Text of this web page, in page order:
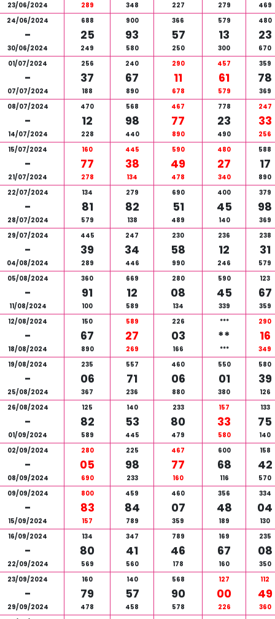
23/06/2024 289 348 227 279
469
24/06/2024
-
30/06/2024
688
25
249
900
93
580
366
57
250
579
13
300
480
23
670
01/07/2024
-
07/07/2024
256
37
188
240
67
890
290
11
678
457
61
579
359
78
369
08/07/2024
-
14/07/2024
470
12
228
568
98
440
467
77
890
778
23
490
247
33
256
15/07/2024
-
21/07/2024
160
77
278
445
38
134
590
49
478
480
27
340
588
17
890
22/07/2024
-
28/07/2024
134
81
579
279
82
138
690
51
489
400
45
140
379
98
369
29/07/2024
-
04/08/2024
445
39
289
247
34
446
230
58
990
236
12
246
238
31
579
05/08/2024
-
11/08/2024
360
91
100
669
12
589
280
08
134
590
45
339
123
67
359
12/08/2024
-
18/08/2024
150
67
890
589
27
269
226
03
166
***
**
***
290
16
349
19/08/2024
-
25/08/2024
235
06
367
557
71
236
460
06
880
550
01
380
580
39
126
26/08/2024
-
01/09/2024
125
82
589
140
53
445
233
80
479
157
33
580
133
75
140
02/09/2024
-
08/09/2024
280
05
690
225
98
233
467
77
160
600
68
116
158
42
570
09/09/2024
-
15/09/2024
800
83
157
459
84
789
460
07
359
356
48
189
334
04
130
16/09/2024
-
22/09/2024
134
80
569
347
41
560
789
46
178
169
67
160
235
08
350
23/09/2024
-
29/09/2024
160
79
478
140
57
458
568
90
578
127
00
226
112
49
360